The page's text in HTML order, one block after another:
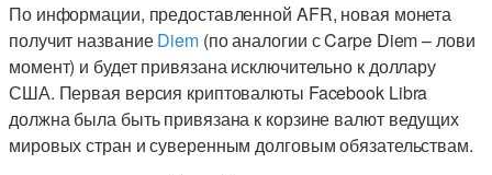
По информации, предоставленной AFR, новая монета
получит названиеDiem(по аналогии с Carpe Diem – лови
момент) и будет привязана исключительно к доллару
США. Первая версия криптовалюты Facebook Libra
должна была быть привязана к корзине валют ведущих
мировых стран и суверенным долговым обязательствам.